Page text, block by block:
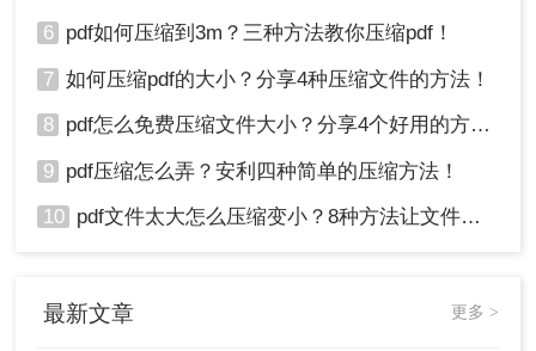
6 pdf如何压缩到3m？三种方法教你压缩pdf！
7 如何压缩pdf的大小？分享4种压缩文件的方法！
8 pdf怎么免费压缩文件大小？分享4个好用的方法，简单又快捷！
9 pdf压缩怎么弄？安利四种简单的压缩方法！
10 pdf文件太大怎么压缩变小？8种方法让文件轻松"瘦身"！
最新文章 更多 >